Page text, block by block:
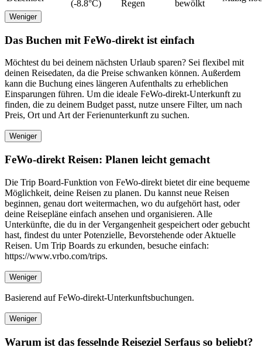
(-8.8°C)
Regen
bewölkt
Weniger
Das Buchen mit FeWo-direkt ist einfach
Möchtest du bei deinem nächsten Urlaub sparen? Sei flexibel mit
deinen Reisedaten, da die Preise schwanken können. Außerdem
kann die Buchung eines längeren Aufenthalts zu erheblichen
Einsparungen führen. Um die ideale FeWo-direkt-Unterkunft zu
finden, die zu deinem Budget passt, nutze unsere Filter, um nach
Preis, Ort und Art der Ferienunterkunft zu suchen.
Weniger
FeWo-direkt Reisen: Planen leicht gemacht
Die Trip Board-Funktion von FeWo-direkt bietet dir eine bequeme
Möglichkeit, deine Reisen zu planen. Du kannst neue Reisen
beginnen, genau dort weitermachen, wo du aufgehört hast, oder
deine Reisepläne einfach ansehen und organisieren. Alle
Unterkünfte, die du in der Vergangenheit gespeichert oder gebucht
hast, findest du unter Potenzielle, Bevorstehende oder Aktuelle
Reisen. Um Trip Boards zu erkunden, besuche einfach:
https://www.vrbo.com/trips.
Weniger
Basierend auf FeWo-direkt-Unterkunftsbuchungen.
Weniger
Warum ist das fesselnde Reiseziel Serfaus so beliebt?